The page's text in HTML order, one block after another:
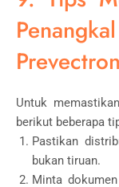
Untuk
berikut beberapa
Pastikan
bukan tiruan.
Minta